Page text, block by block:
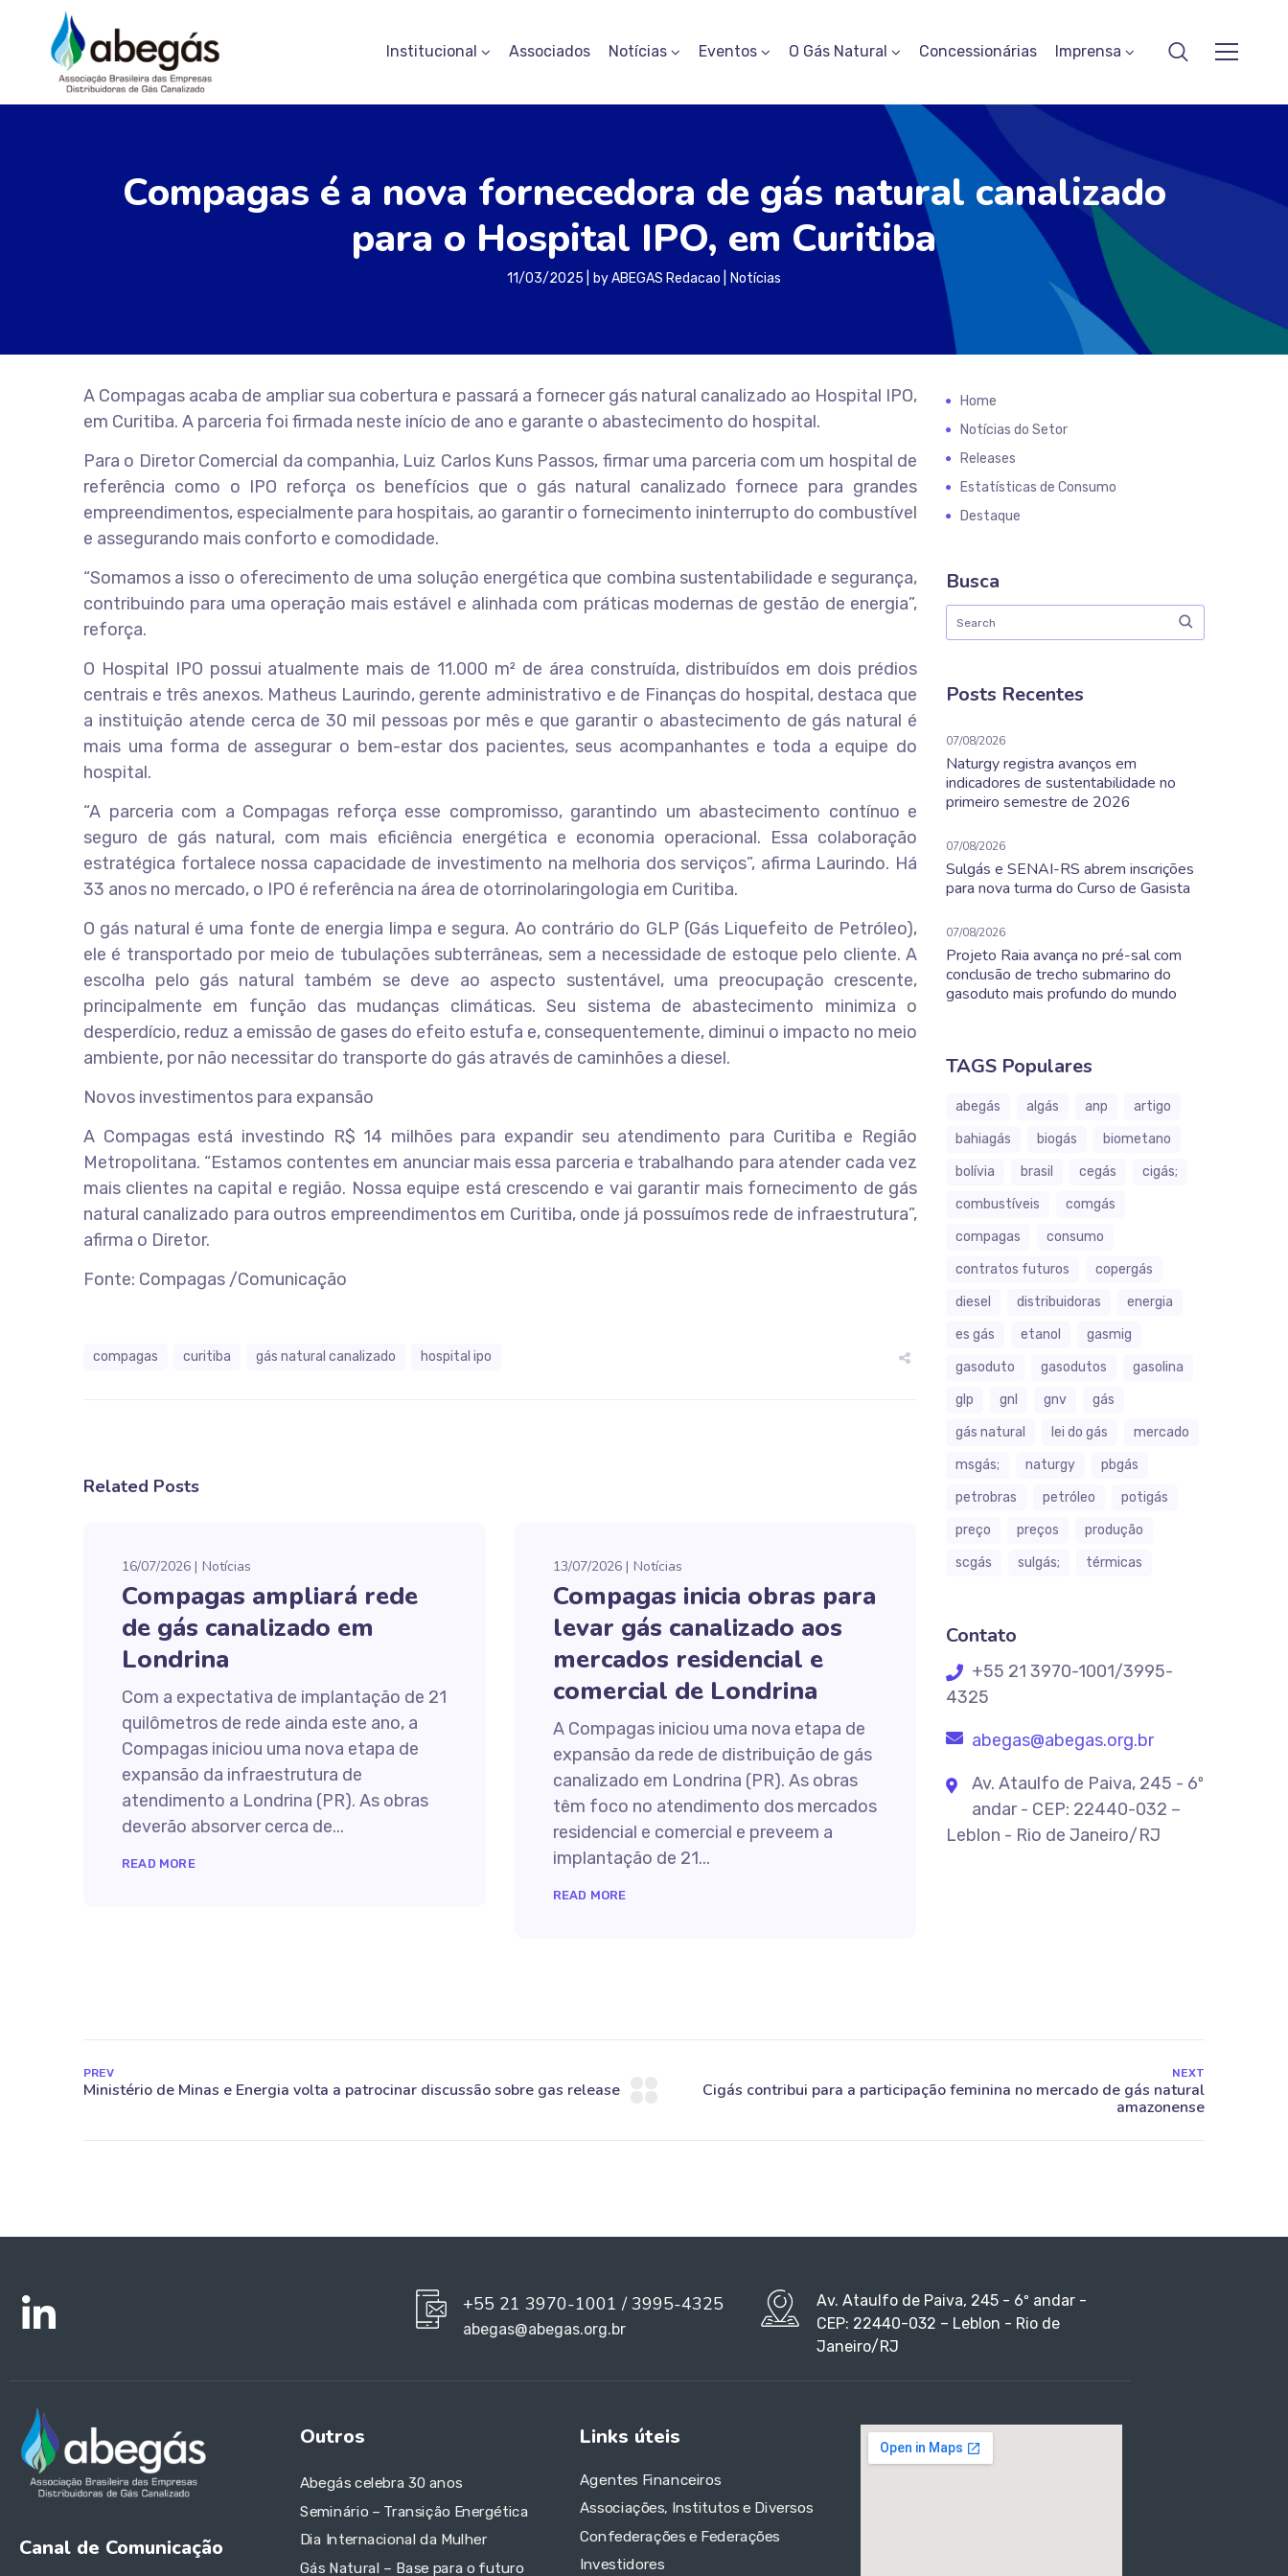
Institucional Associados Notícias Eventos O Gás Natural Concessionárias Imprensa
Compagas é a nova fornecedora de gás natural canalizado
para o Hospital IPO, em Curitiba
11/03/2025 byABEGAS Redacao Notícias
A Compagas acaba de ampliar sua cobertura e passará a fornecer gás natural canalizado ao Hospital IPO,
em Curitiba. A parceria foi firmada neste início de ano e garante o abastecimento do hospital.
Para o Diretor Comercial da companhia, Luiz Carlos Kuns Passos, firmar uma parceria com um hospital de
referência como o IPO reforça os benefícios que o gás natural canalizado fornece para grandes
empreendimentos, especialmente para hospitais, ao garantir o fornecimento ininterrupto do combustível
e assegurando mais conforto e comodidade.
“Somamos a isso o oferecimento de uma solução energética que combina sustentabilidade e segurança,
contribuindo para uma operação mais estável e alinhada com práticas modernas de gestão de energia”,
reforça.
O Hospital IPO possui atualmente mais de 11.000 m² de área construída, distribuídos em dois prédios
centrais e três anexos. Matheus Laurindo, gerente administrativo e de Finanças do hospital, destaca que
a instituição atende cerca de 30 mil pessoas por mês e que garantir o abastecimento de gás natural é
mais uma forma de assegurar o bem-estar dos pacientes, seus acompanhantes e toda a equipe do
hospital.
“A parceria com a Compagas reforça esse compromisso, garantindo um abastecimento contínuo e
seguro de gás natural, com mais eficiência energética e economia operacional. Essa colaboração
estratégica fortalece nossa capacidade de investimento na melhoria dos serviços”, afirma Laurindo. Há
33 anos no mercado, o IPO é referência na área de otorrinolaringologia em Curitiba.
O gás natural é uma fonte de energia limpa e segura. Ao contrário do GLP (Gás Liquefeito de Petróleo),
ele é transportado por meio de tubulações subterrâneas, sem a necessidade de estoque pelo cliente. A
escolha pelo gás natural também se deve ao aspecto sustentável, uma preocupação crescente,
principalmente em função das mudanças climáticas. Seu sistema de abastecimento minimiza o
desperdício, reduz a emissão de gases do efeito estufa e, consequentemente, diminui o impacto no meio
ambiente, por não necessitar do transporte do gás através de caminhões a diesel.
Novos investimentos para expansão
A Compagas está investindo R$ 14 milhões para expandir seu atendimento para Curitiba e Região
Metropolitana. “Estamos contentes em anunciar mais essa parceria e trabalhando para atender cada vez
mais clientes na capital e região. Nossa equipe está crescendo e vai garantir mais fornecimento de gás
natural canalizado para outros empreendimentos em Curitiba, onde já possuímos rede de infraestrutura”,
afirma o Diretor.
Fonte: Compagas /Comunicação
compagas curitiba gás natural canalizado hospital ipo
Related Posts
16/07/2026 Notícias
Compagas ampliará rede
de gás canalizado em
Londrina
Com a expectativa de implantação de 21
quilômetros de rede ainda este ano, a
Compagas iniciou uma nova etapa de
expansão da infraestrutura de
atendimento a Londrina (PR). As obras
deverão absorver cerca de...
READ MORE
13/07/2026 Notícias
Compagas inicia obras para
levar gás canalizado aos
mercados residencial e
comercial de Londrina
A Compagas iniciou uma nova etapa de
expansão da rede de distribuição de gás
canalizado em Londrina (PR). As obras
têm foco no atendimento dos mercados
residencial e comercial e preveem a
implantação de 21...
READ MORE
Home
Notícias do Setor
Releases
Estatísticas de Consumo
Destaque
Busca
Posts Recentes
07/08/2026
Naturgy registra avanços em
indicadores de sustentabilidade no
primeiro semestre de 2026
07/08/2026
Sulgás e SENAI-RS abrem inscrições
para nova turma do Curso de Gasista
07/08/2026
Projeto Raia avança no pré-sal com
conclusão de trecho submarino do
gasoduto mais profundo do mundo
TAGS Populares
abegás algás anp
artigo
bahiagás
biogás
biometano
bolívia
brasil cegás
cigás;
combustíveis
comgás
compagas
consumo
contratos futuros
copergás
diesel
distribuidoras
energia
es gás
etanol
gasmig
gasoduto
gasodutos
gasolina
glp
gnl gnv
gás
gás natural
lei do gás
mercado
msgás;
naturgy
pbgás
petrobras
petróleo
potigás
preço
preços
produção
scgás
sulgás; térmicas
Contato
+55 21 3970-1001/3995-
4325
abegas@abegas.org.br
Av. Ataulfo de Paiva, 245 - 6º
andar - CEP: 22440-032 –
Leblon - Rio de Janeiro/RJ
PREV NEXT
+55 21 3970-1001 / 3995-4325
abegas@abegas.org.br
Av. Ataulfo de Paiva, 245 - 6º andar -
CEP: 22440-032 – Leblon - Rio de
Janeiro/RJ
Canal de Comunicação
Outros
Abegás celebra 30 anos
Seminário – Transição Energética
Dia Internacional da Mulher
Gás Natural – Base para o futuro
Links úteis
Agentes Financeiros
Associações, Institutos e Diversos
Confederações e Federações
Investidores